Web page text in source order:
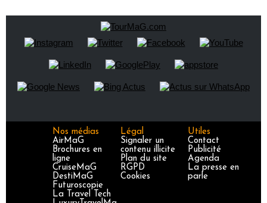
Nos médias
AirMaG
Brochures en
ligne
CruiseMaG
DestiMaG
Futuroscopie
La Travel Tech
Légal
Signaler un
contenu illicite
Plan du site
RGPD
Cookies
Utiles
Contact
Publicité
Agenda
La presse en
parle